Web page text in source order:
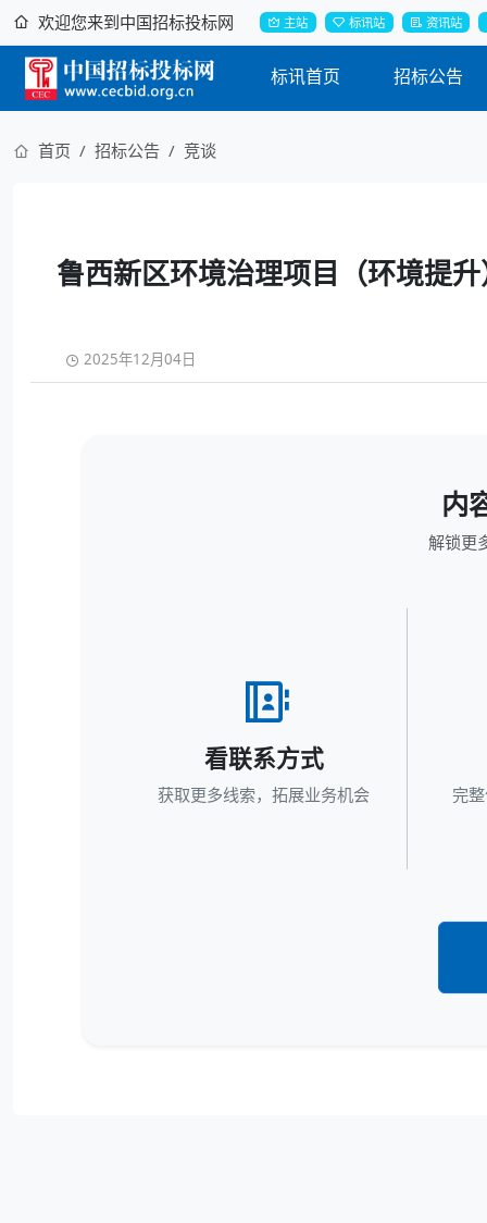
欢迎您来到中国招标投标网 主站 标讯站 资讯站
标讯首页 招标公告
首页 招标公告 竞谈
鲁西新区环境治理项目（环境提
2025年12月04日
内
解锁更
看联系方式
获取更多线索，拓展业务机会 完